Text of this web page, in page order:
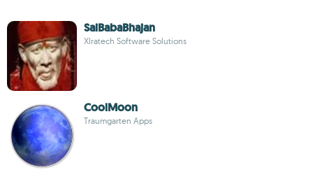
SaiBabaBhajan
Xlratech Software Solutions
CoolMoon
Traumgarten Apps